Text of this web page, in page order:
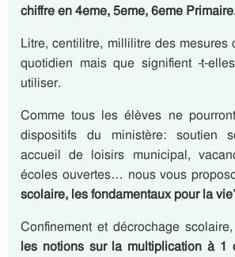
chiffre en 4eme, 5eme, 6eme
Litre, centilitre, millilitre des mesures
quotidien mais que signifient -t-
utiliser.
Comme tous les élèves ne
dispositifs du ministère: soutien
accueil de loisirs municipal,
écoles ouvertes… nous vous
scolaire, les fondamentaux pour la
Confinement et décrochage
les notions sur la multiplication à 1